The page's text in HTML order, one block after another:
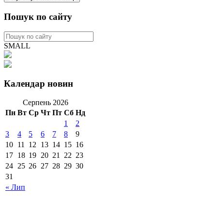
Пошук по сайту
SMALL
Календар новин
Серпень 2026
Пн Вт Ср Чт Пт Сб Нд
« Лип
1
2
3
4 5 6 7 8
9
10 11 12 13 14 15 16
17 18 19 20 21 22 23
24 25 26 27 28 29 30
31